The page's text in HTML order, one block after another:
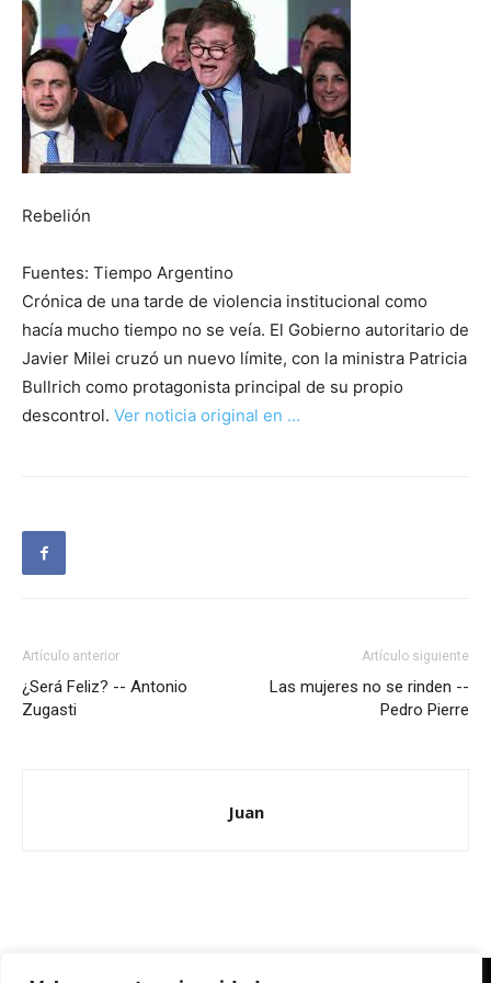
Rebelión
Fuentes: Tiempo Argentino
Crónica de una tarde de violencia institucional como
hacía mucho tiempo no se veía. El Gobierno autoritario de
Javier Milei cruzó un nuevo límite, con la ministra Patricia
Bullrich como protagonista principal de su propio
descontrol. Ver noticia original en …
Artículo anterior
¿Será Feliz? -- Antonio
Zugasti
Artículo siguiente
Las mujeres no se rinden --
Pedro Pierre
Juan